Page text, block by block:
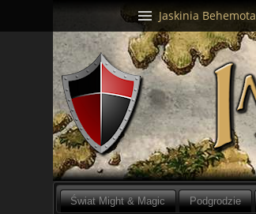
Świat Might & Magic Podgrodzie
Jaskinia Behemota